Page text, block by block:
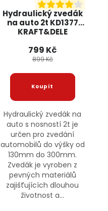
Hydraulický zvedák
na auto 2t KD1377
KRAFT&DELE
799 Kč
899 Kč
Hydraulický zvedák na
auto s nosností 2t je
určen pro zvedání
automobilů do výšky od
130mm do 300mm.
Zvedák je vyroben z
pevných materiálů
zajišťujících dlouhou
životnost a...